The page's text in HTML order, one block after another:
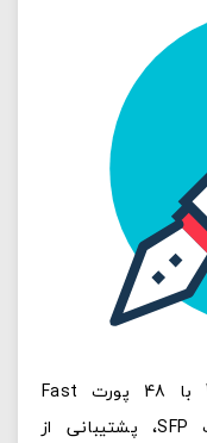
سوئیچ سیسکو WS-C3650-48FS-S با 48 پورت Fast
Ethernet، قابلیت PoE، چهار پورت SFP، پشتیبانی از